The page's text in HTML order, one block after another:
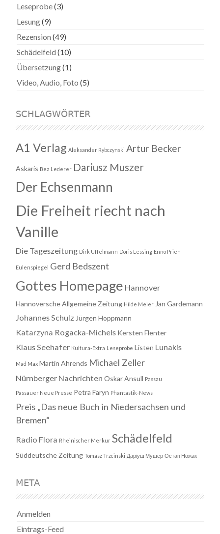
Leseprobe(3)
Lesung(9)
Rezension (49)
Schädelfeld (10)
Übersetzung(1)
Video, Audio, Foto (5)
SCHLAGWÖRTER
A1 Verlag Aleksander Rybczynski Artur Becker
Askaris Bea Lederer Dariusz Muszer
Der Echsenmann
Die Freiheit riecht nach
Vanille
Die Tageszeitung Dirk Uffelmann Doris Lessing Enno Prien
Eulenspiegel Gerd Bedszent
Gottes Homepage Hannover
Hannoversche Allgemeine Zeitung Hilde Meier Jan Gardemann
Johannes Schulz Jürgen Hoppmann
Katarzyna Rogacka-Michels Kersten Flenter
Klaus Seehafer Kultura-Extra Leseprobe Listen Lunakis
Mad Max Martin Ahrends Michael Zeller
Nürnberger Nachrichten Oskar Ansull Passau
Passauer Neue Presse Petra Faryn Phantastik-News
Preis „Das neue Buch in Niedersachsen und
Bremen“
Radio Flora Rheinischer Merkur Schädelfeld
Süddeutsche Zeitung Tomasz Trzcinski Даріуш Мушер Остап Ножак
META
Anmelden
Eintrags-Feed